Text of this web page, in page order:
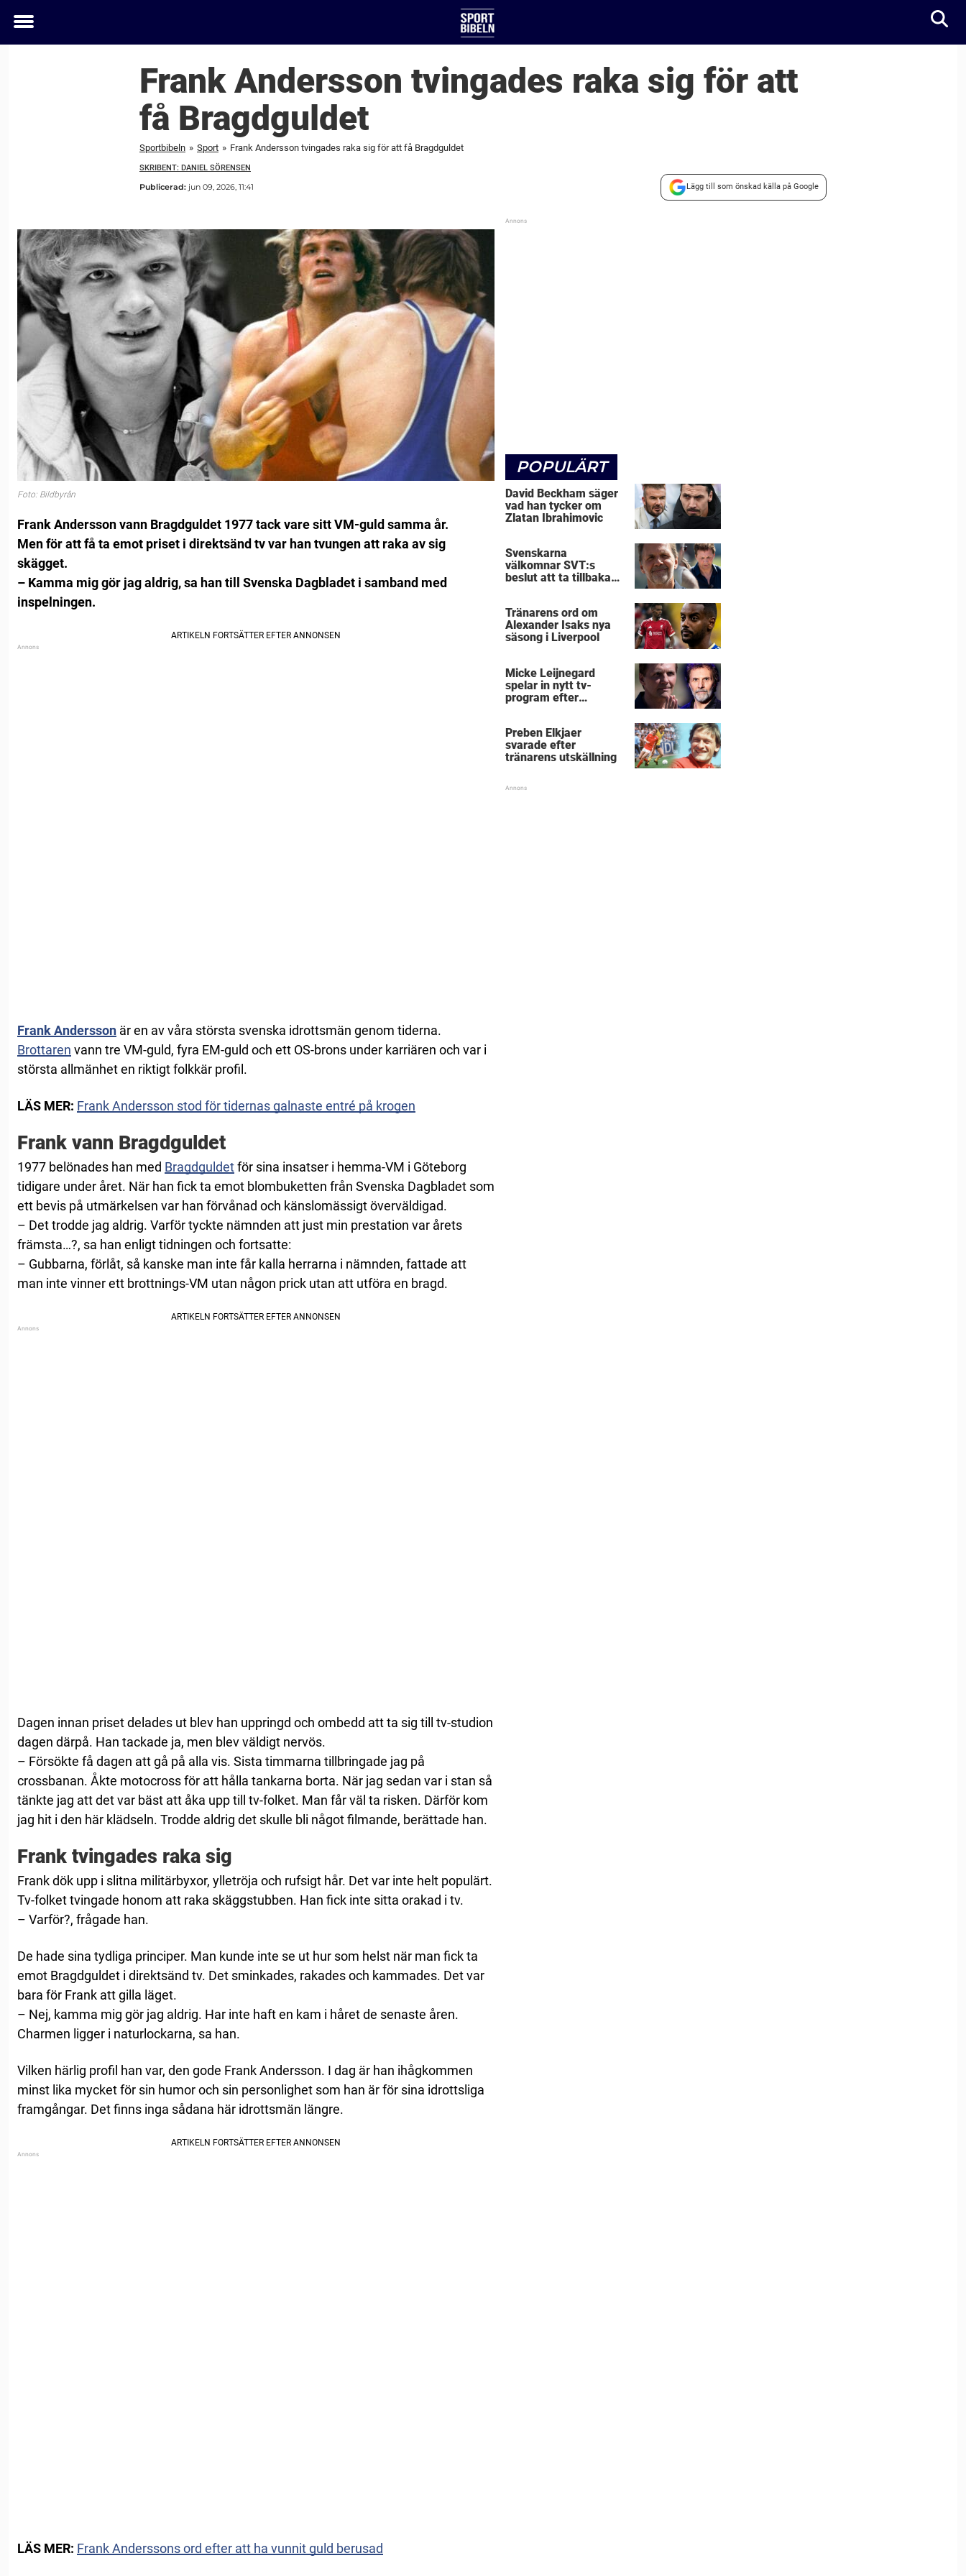
Toggle
Frank Andersson tvingades raka sig för att
få Bragdguldet
Sportbibeln » Sport » Frank Andersson tvingades raka sig för att få Bragdguldet
SKRIBENT: DANIEL SÖRENSEN
Publicerad: jun 09, 2026, 11:41 Lägg till som önskad källa på Google
Foto: Bildbyrån
Frank Andersson vann Bragdguldet 1977 tack vare sitt VM-guld samma år.
Men för att få ta emot priset i direktsänd tv var han tvungen att raka av sig
skägget.
– Kamma mig gör jag aldrig, sa han till Svenska Dagbladet i samband med
inspelningen.
Frank Andersson är en av våra största svenska idrottsmän genom tiderna.
Brottaren vann tre VM-guld, fyra EM-guld och ett OS-brons under karriären och var i
största allmänhet en riktigt folkkär profil.
LÄS MER: Frank Andersson stod för tidernas galnaste entré på krogen
Frank vann Bragdguldet
1977 belönades han med Bragdguldetför sina insatser i hemma-VM i Göteborg
tidigare under året. När han fick ta emot blombuketten från Svenska Dagbladet som
ett bevis på utmärkelsen var han förvånad och känslomässigt överväldigad.
– Det trodde jag aldrig. Varför tyckte nämnden att just min prestation var årets
främsta…?, sa han enligt tidningen och fortsatte:
– Gubbarna, förlåt, så kanske man inte får kalla herrarna i nämnden, fattade att
man inte vinner ett brottnings-VM utan någon prick utan att utföra en bragd.
Dagen innan priset delades ut blev han uppringd och ombedd att ta sig till tv-studion
dagen därpå. Han tackade ja, men blev väldigt nervös.
– Försökte få dagen att gå på alla vis. Sista timmarna tillbringade jag på
crossbanan. Åkte motocross för att hålla tankarna borta. När jag sedan var i stan så
tänkte jag att det var bäst att åka upp till tv-folket. Man får väl ta risken. Därför kom
jag hit i den här klädseln. Trodde aldrig det skulle bli något filmande, berättade han.
Frank tvingades raka sig
Frank dök upp i slitna militärbyxor, ylletröja och rufsigt hår. Det var inte helt populärt.
Tv-folket tvingade honom att raka skäggstubben. Han fick inte sitta orakad i tv.
– Varför?, frågade han.
De hade sina tydliga principer. Man kunde inte se ut hur som helst när man fick ta
emot Bragdguldet i direktsänd tv. Det sminkades, rakades och kammades. Det var
bara för Frank att gilla läget.
– Nej, kamma mig gör jag aldrig. Har inte haft en kam i håret de senaste åren.
Charmen ligger i naturlockarna, sa han.
Vilken härlig profil han var, den gode Frank Andersson. I dag är han ihågkommen
minst lika mycket för sin humor och sin personlighet som han är för sina idrottsliga
framgångar. Det finns inga sådana här idrottsmän längre.
LÄS MER: Frank Anderssons ord efter att ha vunnit guld berusad
POPULÄRT
David Beckham säger
vad han tycker om
Zlatan Ibrahimovic
Svenskarna
välkomnar SVT:s
beslut att ta tillbaka
Tränarens ord om
Alexander Isaks nya
säsong i Liverpool
Micke Leijnegard
spelar in nytt tv-
program efter
Preben Elkjaer
svarade efter
tränarens utskällning